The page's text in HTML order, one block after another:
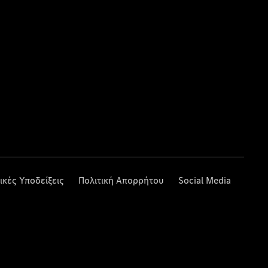
Υποδείξεις Πολιτική Απορρήτου Social Media